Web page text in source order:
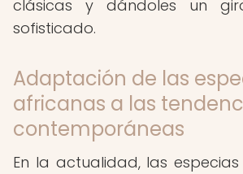
clásicas y dándoles un
sofisticado.
Adaptación de las
africanas a las
contemporáneas
En la actualidad, las